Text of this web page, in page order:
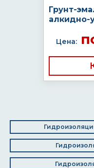
Грунт-
алкидно-
Цена: